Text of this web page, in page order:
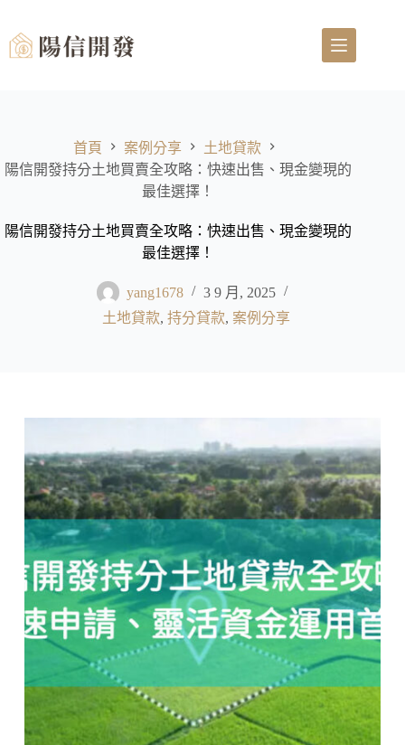
首頁 案例分享
土地貸款
陽信開發持分土地買賣全攻略：快速出售、現金變現的
最佳選擇！
陽信開發持分土地買賣全攻略：快速出售、現金變現的
最佳選擇！
yang1678
3 9 月, 2025
土地貸款,持分貸款,案例分享